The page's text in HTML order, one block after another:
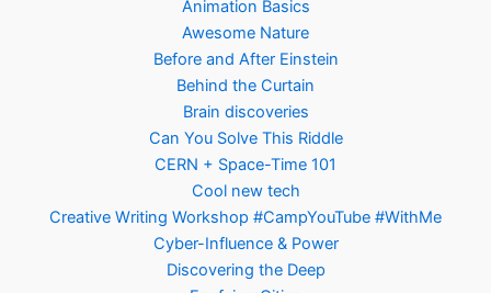
Animation Basics
Awesome Nature
Before and After Einstein
Behind the Curtain
Brain discoveries
Can You Solve This Riddle
CERN + Space-Time 101
Cool new tech
Creative Writing Workshop #CampYouTube #WithMe
Cyber-Influence & Power
Discovering the Deep